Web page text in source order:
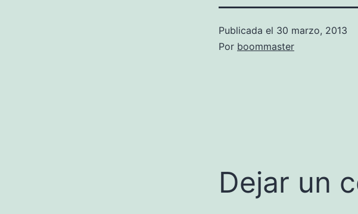
Publicada el 30 marzo, 2013
Por boommaster
Dejar un